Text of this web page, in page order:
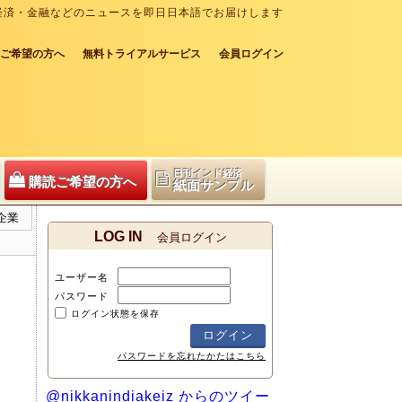
・金融などのニュースを即日日本語でお届けします
希望の方へ 無料トライアルサービス 会員ログイン
購読ご希望の方へ
日刊インド経済
紙面サンプル
業
LOG IN 会員ログイン
ユーザー名
パスワード
ログイン状態を保存
パスワードを忘れたかたはこちら
@nikkanindiakeiz からのツイー